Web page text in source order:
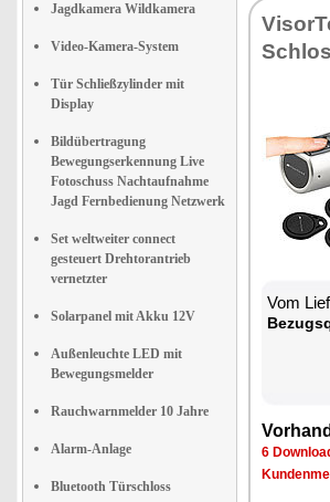
Jagdkamera Wildkamera
Video-Kamera-System
Tür Schließzylinder mit
Display
Bildübertragung
Bewegungserkennung Live
Fotoschuss Nachtaufnahme
Jagd Fernbedienung Netzwerk
Set weltweiter connect
gesteuert Drehtorantrieb
vernetzter
Solarpanel mit Akku 12V
Außenleuchte LED mit
Bewegungsmelder
Rauchwarnmelder 10 Jahre
Alarm-Anlage
Bluetooth Türschloss
Vom
6